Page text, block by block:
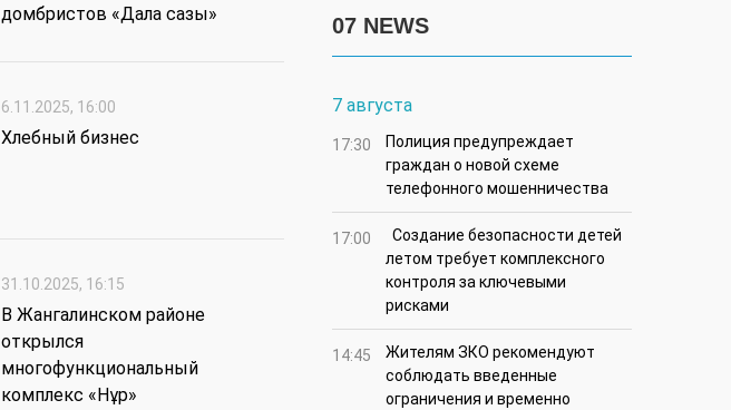
домбристов «Дала сазы»
6.11.2025, 16:00
Хлебный бизнес
31.10.2025, 16:15
В Жангалинском районе
открылся
многофункциональный
комплекс «Нұр»
07 NEWS
7 августа
17:30
Полиция предупреждает
граждан о новой схеме
телефонного мошенничества
17:00
Создание безопасности детей
летом требует комплексного
контроля за ключевыми
рисками
14:45
Жителям ЗКО рекомендуют
соблюдать введенные
ограничения и временно